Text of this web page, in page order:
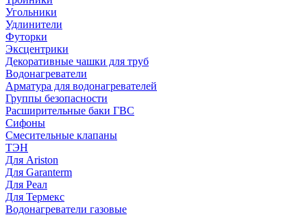
Угольники
Удлинители
Футорки
Эксцентрики
Декоративные чашки для труб
Водонагреватели
Арматура для водонагревателей
Группы безопасности
Расширительные баки ГВС
Сифоны
Смесительные клапаны
ТЭН
Для Ariston
Для Garanterm
Для Реал
Для Термекс
Водонагреватели газовые